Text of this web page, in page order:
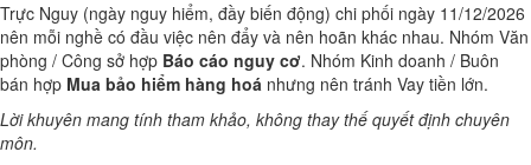
Trực Nguy (ngày nguy hiểm, đầy biến động) chi phối ngày 11/12/2026
nên mỗi nghề có đầu việc nên đẩy và nên hoãn khác nhau. Nhóm Văn
phòng / Công sở hợp Báo cáo nguy cơ. Nhóm Kinh doanh / Buôn
bán hợp Mua bảo hiểm hàng hoá nhưng nên tránh Vay tiền lớn.
Lời khuyên mang tính tham khảo, không thay thế quyết định chuyên
môn.